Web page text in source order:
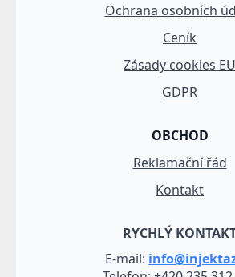
Ochrana osobních
Ceník
Zásady cookies EU
GDPR
OBCHOD
Reklamační řád
Kontakt
RYCHLÝ
E-mail: